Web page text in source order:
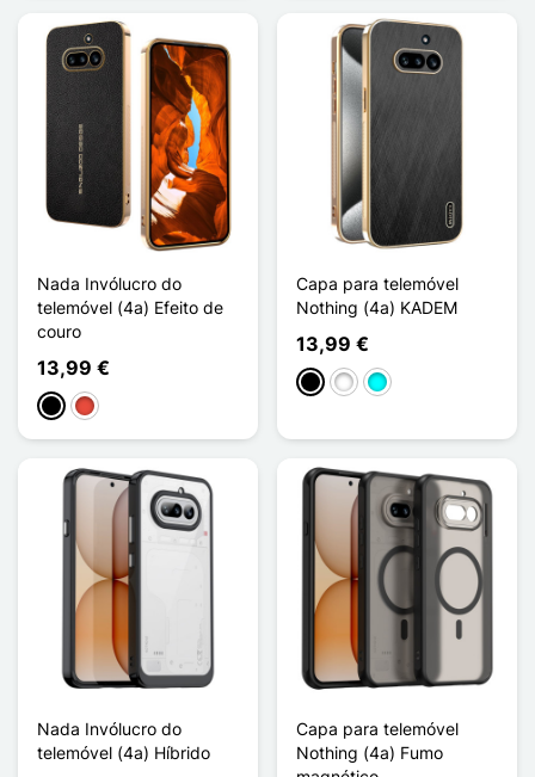
Nada Invólucro do
telemóvel (4a) Efeito de
couro
13,99 €
PretoVermelho
Capa para telemóvel
Nothing (4a) KADEM
13,99 €
PretoBranco
Ciano
Nada Invólucro do
telemóvel (4a) Híbrido
Capa para telemóvel
Nothing (4a) Fumo